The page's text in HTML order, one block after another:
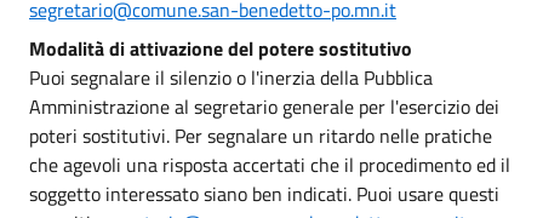
segretario@comune.san-benedetto-po.mn.it
Modalità di attivazione del potere sostitutivo
Puoi segnalare il silenzio o l'inerzia della Pubblica
Amministrazione al segretario generale per l'esercizio dei
poteri sostitutivi. Per segnalare un ritardo nelle pratiche
che agevoli una risposta accertati che il procedimento ed il
soggetto interessato siano ben indicati. Puoi usare questi